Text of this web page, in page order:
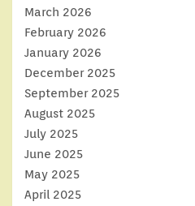
March 2026
February 2026
January 2026
December 2025
September 2025
August 2025
July 2025
June 2025
May 2025
April 2025